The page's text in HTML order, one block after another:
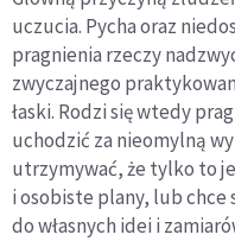
uczucia. Pycha oraz
pragnienia rzeczy
zwyczajnego
łaski. Rodzi się wtedy
uchodzić za nieomylną
utrzymywać, że tylko to
i osobiste plany, lub chce
do własnych idei i